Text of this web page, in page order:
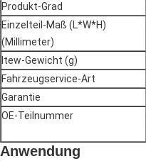
Produkt-Grad
Einzelteil-Maß (L*W*H)
(Millimeter)
Itew-Gewicht (g)
Fahrzeugservice-Art
Garantie
OE-Teilnummer
Anwendung